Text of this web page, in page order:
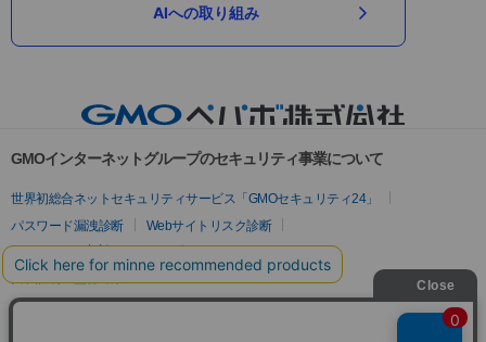
AIへの取り組み
GMOインターネットグループのセキュリティ事業について
世界初総合ネットセキュリティサービス「GMOセキュリティ24」
パスワード漏洩診断
Webサイトリスク診断
セキュリティ相談AIチャットボット
実在証明・盗聴対策
サイバー攻撃対策（GMOサイバーセキュリティ byイエラエ）